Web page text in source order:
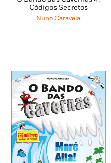
original
era:
atual
Códigos Secretos
Nuno Caravela